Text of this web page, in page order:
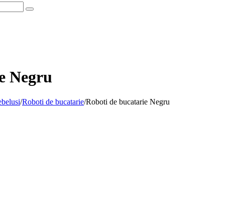
Negru
/Roboti de bucatarie/Roboti de bucatarie Negru